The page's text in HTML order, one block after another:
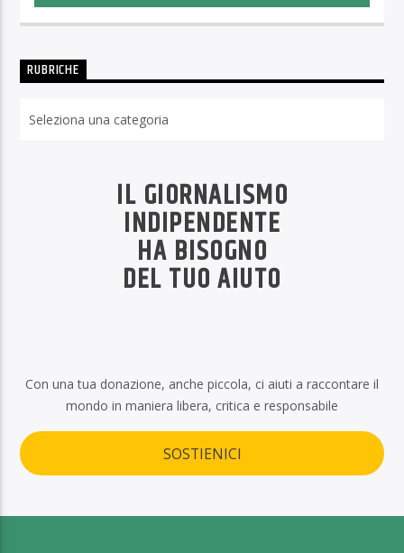
RUBRICHE
IL GIORNALISMO
INDIPENDENTE
HA BISOGNO
DEL TUO AIUTO
Con una tua donazione, anche piccola, ci aiuti a raccontare il
mondo in maniera libera, critica e responsabile
SOSTIENICI